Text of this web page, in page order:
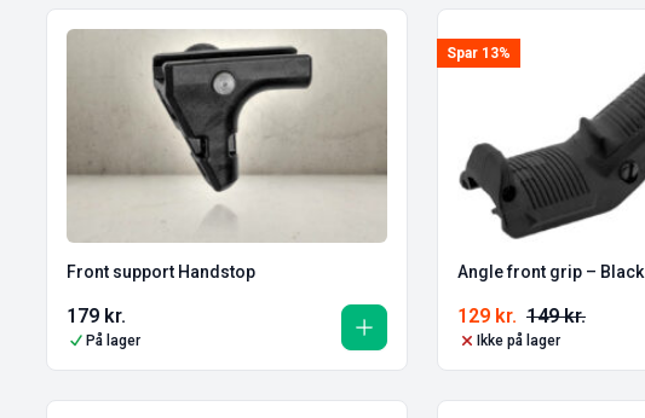
Front support Handstop
179 kr.
På lager
Spar 13%
Angle front grip – Black
149kr.
129 kr.
Ikke på lager